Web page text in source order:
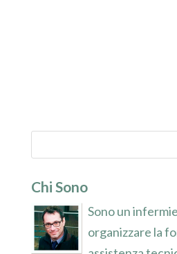
Chi Sono
Sono un
organizzare la